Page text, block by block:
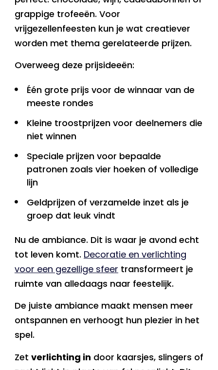
grappige trofeeën. Voor
vrijgezellenfeesten kun je wat creatiever
worden met thema gerelateerde prijzen.
Overweeg deze prijsideeën:
Één grote prijs voor de winnaar van de
meeste rondes
Kleine troostprijzen voor deelnemers die
niet winnen
Speciale prijzen voor bepaalde
patronen zoals vier hoeken of volledige
lijn
Geldprijzen of verzamelde inzet als je
groep dat leuk vindt
Nu de ambiance. Dit is waar je avond echt
tot leven komt. Decoratie en verlichting
voor een gezellige sfeer transformeert je
ruimte van alledaags naar feestelijk.
De juiste ambiance maakt mensen meer
ontspannen en verhoogt hun plezier in het
spel.
Zet verlichting in door kaarsjes, slingers of